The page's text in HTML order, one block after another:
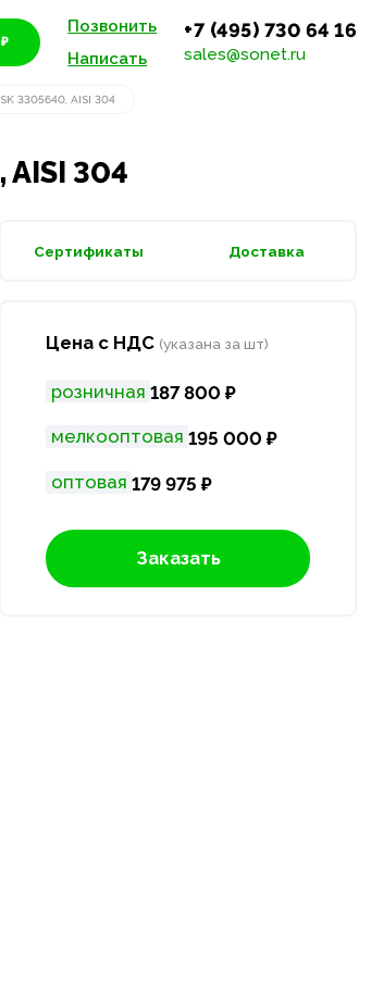
Позвонить
Написать
+7 (495) 730 64 16
sales@sonet.ru
3305640, AISI 304
304
Сертификаты Доставка
Цена с НДС (указана за шт)
розничная 187 800 ₽
мелкооптовая 195 000 ₽
оптовая 179 975 ₽
Заказать